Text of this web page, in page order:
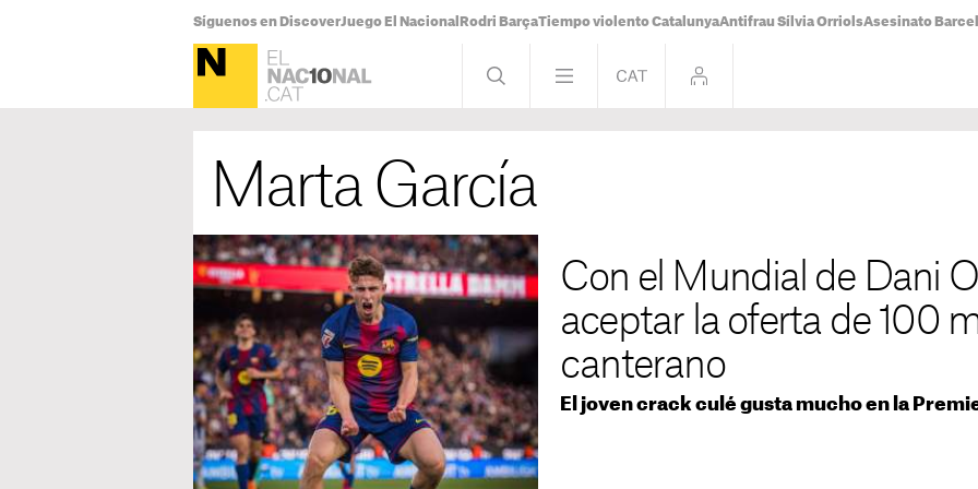
Síguenos en DiscoverJuego El Nacional Rodri BarçaTiempo violento CatalunyaAntifrau Sílvia OrriolsAsesinato
Marta García
Con el Mundial de Dani
aceptar la oferta de 100
canterano
El joven crack culé gusta mucho en la